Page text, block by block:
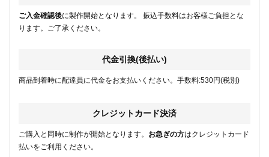
ご入金確認後に製作開始となります。 振込手数料はお客様ご負担とな
ります。ご了承ください。
代金引換(後払い)
商品到着時に配達員に代金をお支払いください。手数料:530円(税別)
クレジットカード決済
ご購入と同時に制作が開始となります。 お急ぎの方はクレジットカード
払いをご利用ください。